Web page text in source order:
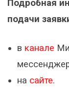
Подробная
подачи
в канале
на сайте.